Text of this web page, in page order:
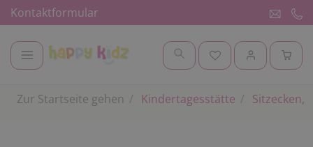
Kontaktformular
Zur Startseite gehen Kindertagesstätte Sitzecken,